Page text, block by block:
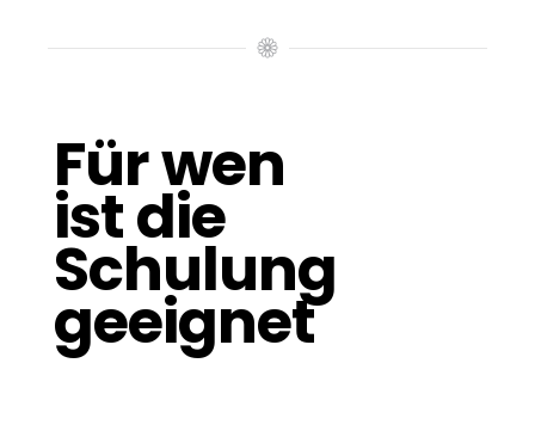
Für wen
ist die
Schulung
geeignet